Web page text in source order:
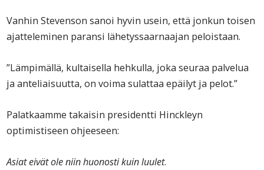
Vanhin Stevenson sanoi hyvin usein, että jonkun toisen
ajatteleminen paransi lähetyssaarnaajan peloistaan.
”Lämpimällä, kultaisella hehkulla, joka seuraa palvelua
ja anteliaisuutta, on voima sulattaa epäilyt ja pelot.”
Palatkaamme takaisin presidentti Hinckleyn
optimistiseen ohjeeseen:
Asiat eivät ole niin huonosti kuin luulet.